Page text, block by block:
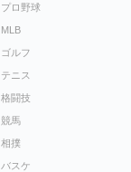
プロ野球
MLB
ゴルフ
テニス
格闘技
競馬
相撲
バスケ